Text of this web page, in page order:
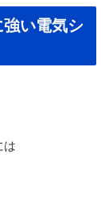
い電気シ
は